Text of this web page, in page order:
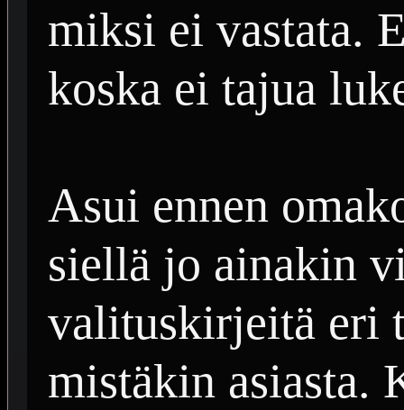
miksi ei vastata.
koska ei tajua
Asui ennen
siellä jo ainakin
valituskirjeitä eri
mistäkin asiasta.